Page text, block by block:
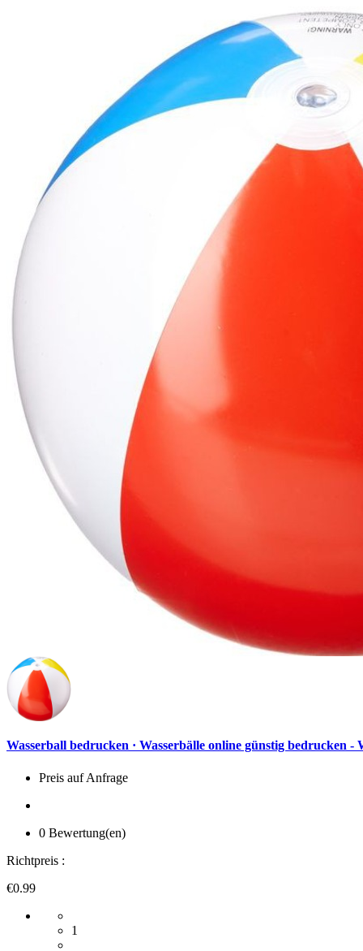
Wasserball bedrucken · Wasserbälle online günstig bedrucken -
Preis auf Anfrage
0 Bewertung(en)
Richtpreis :
€0.99
1